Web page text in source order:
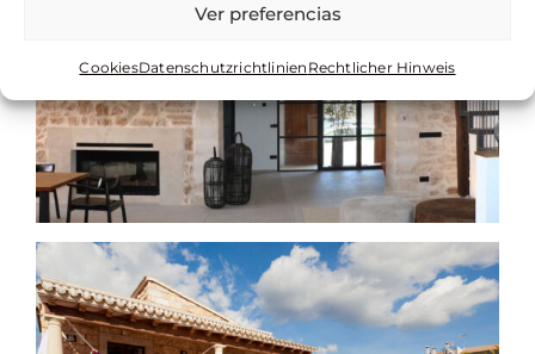
Ver preferencias
CookiesDatenschutzrichtlinien Rechtlicher Hinweis